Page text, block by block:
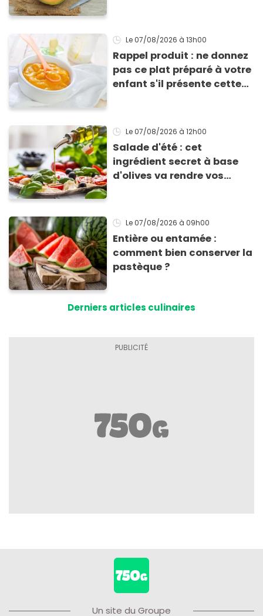
Le 07/08/2026 à 13h00
Rappel produit : ne donnez
pas ce plat préparé à votre
enfant s'il présente cette
Le 07/08/2026 à 12h00
Salade d'été : cet
ingrédient secret à base
d'olives va rendre vos
Le 07/08/2026 à 09h00
Entière ou entamée :
comment bien conserver la
pastèque ?
Derniers articles culinaires
Un site du Groupe